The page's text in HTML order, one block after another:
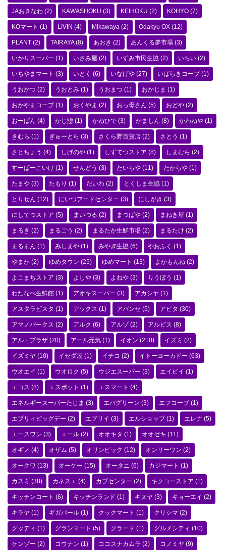
JAおきなわ (2) KAWASHOKU (3) KEIHOKU (2) KOHYO (7)
KOマート (1) LIVIN (4) Mikawaya (2) Odakyu OX (12)
PLANT (2) TAIRAYA(8) あおき (2) あんくる夢市場 (3)
いかりスーパー (1) いさみ屋 (2) いずみ市民生協 (2) いちい (2)
いちやまマート (3) いとく (6) いなげや (27) いばらきコープ(1)
うおかつ (2) うおとみ (1) うおまつ (1) おかじま (1)
おかやまコープ(1) おくやま (2) おっ母さん (5) おどや (2)
おーばん (4) かじ惣 (1) かねひで (3) かましん (8) かわねや (1)
きむら (1) ぎゅーとら (3) さくら野百貨店 (2) さとう (1)
さとちょう (4) しげのや (1) しずてつストア (8) しまむら (2)
すーぱーこいけ (1) せんどう (3) たいらや (11) たからや (1)
たまや (3) たもり (1) だいわ (2) とくしま生協 (1)
とりせん (12) にいつフードセンター (3) にしがき (3)
にしてつストア (5) まいづる (2) まつばや (2) まねき屋 (1)
まるき (2) まるごう (2) まるたか生鮮市場 (2) まるたけ (2)
まるまん (1) みしまや (1) みやぎ生協 (6) やおふく (1)
やまか (2) ゆめタウン (25) ゆめマート (13) よかもんね (2)
よこまちストア (3) よしや (3) よねや (3) りうぼう (1)
わたなべ生鮮館 (1) アオキスーパー (3) アカシヤ (1)
アスタラビスタ (1) アックス (1) アバンセ (5) アピタ (30)
アマノパークス (2) アルク (6) アルゾ(2) アルビス (8)
アル・プラザ (20) アール元気 (1) イオン (210) イズミ (2)
イズミヤ (10) イセダ屋 (1) イチコ (2) イトーヨーカドー (63)
ウオエイ (1) ウオロク (5) ウジエスーパー (3) エイビイ (1)
エコス (8) エスポット (1) エスマート (4)
エネルギースーパーたじま (3) エバグリーン (3) エフコープ(1)
エブリィビッグデー (2) エブリイ (3) エルショップ(1) エレナ (5)
エースワン (3) エール (2) オオキタ (1) オオゼキ (11)
オギノ (4) オザム (5) オリンピック (12) オンリーワン (2)
オークワ (13) オーケー (15) オータニ (6) カジマート (1)
カスミ (38) カネスエ (4) カブセンター (2) キクコーストア (1)
キッチンコート (6) キッチンランド (1) キヌヤ (3) キョーエイ (2)
キラヤ (1) ギガパール (1) クックマート (1) クリシマ (2)
グッディ (1) グランマート (5) グラード (1) グルメシティ (10)
ケンゾー (2) コウナン (1) ココスナカムラ (2) コノミヤ (9)